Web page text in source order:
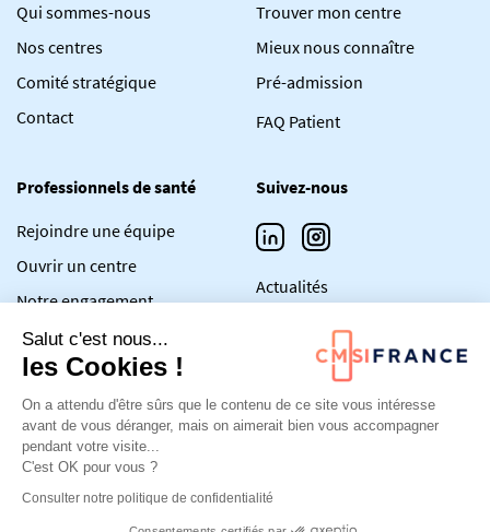
Salut c'est nous...
les Cookies !
On a attendu d'être sûrs que le contenu de ce site vous intéresse
avant de vous déranger, mais on aimerait bien vous accompagner
pendant votre visite...
C'est OK pour vous ?
Consulter notre politique de confidentialité
Qui sommes-nous
Nos centres
Comité stratégique
Contact
Trouver mon centre
Mieux nous connaître
Pré-admission
FAQ Patient
Professionnels de santé
Rejoindre une équipe
Ouvrir un centre
Notre engagement
FAQ Professionnel de santé
Suivez-nous
Actualités
A propos
Non à la loi Garot
Mentions légales